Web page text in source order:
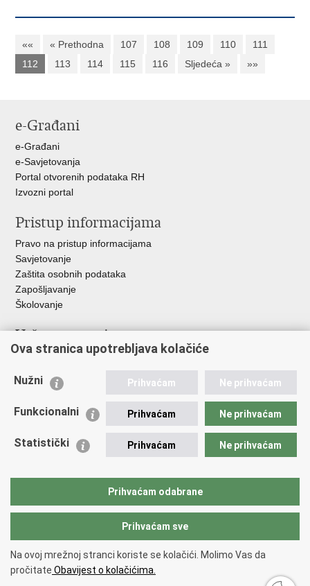
«« « Prethodna 107 108 109 110
111
112
113 114 115 116 Sljedeća » »»
e-Građani
e-Građani
e-Savjetovanja
Portal otvorenih podataka RH
Izvozni portal
Pristup informacijama
Pravo na pristup informacijama
Savjetovanje
Zaštita osobnih podataka
Zapošljavanje
Školovanje
Važne poveznice
Ministarstvo unutarnjih poslova
Udruge
Policijska akademija
Zaklada policijske solidarnosti
Vučetić"
Copyright © 2026 Policijska uprava istarska.
pristupačnosti.
Ova stranica upotrebljava kolačiće
Nužni Prihvaćam Ne prihvaćam
Funkcionalni Prihvaćam Ne prihvaćam
Statistički Prihvaćam Ne prihvaćam
Prihvaćam odabrane
Prihvaćam sve
Na ovoj mrežnoj stranci koriste se kolačići. Molimo Vas da
pročitate Obavijest o kolačićima.